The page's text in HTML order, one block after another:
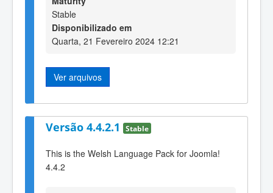
Stable
Disponibilizado em
Quarta, 21 Fevereiro 2024 12:21
Ver arquivos
Versão 4.4.2.1 Stable
This is the Welsh Language Pack for Joomla!
4.4.2